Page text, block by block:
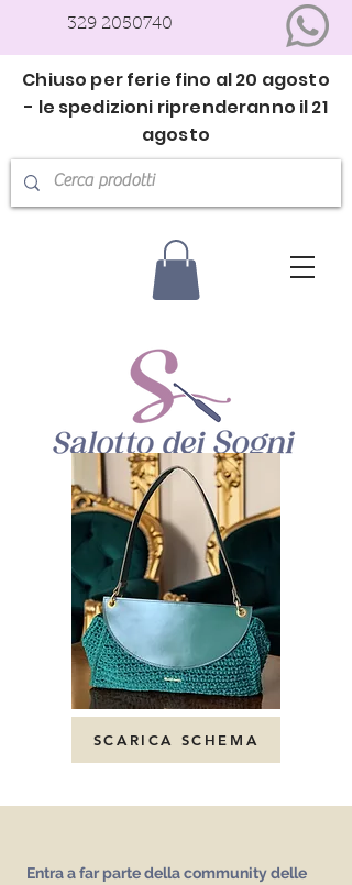
329 2050740
Chiuso per ferie fino al 20 agosto
- le spedizioni riprenderanno il 21
agosto
SCARICA SCHEMA
Entra a far parte della community delle